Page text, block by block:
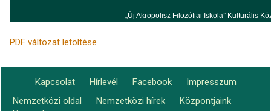
„Új Akropolisz Filozófiai Iskola” Kulturális
PDF változat letöltése
Footer
Kapcsolat Hírlevél Facebook Impresszum
Nemzetközi oldal Nemzetközi hírek
Központjaink